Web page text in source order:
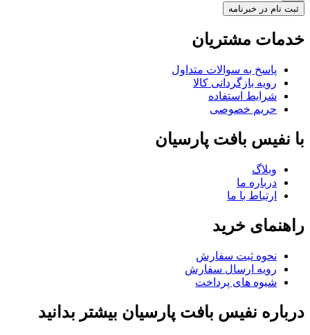
ثبت نام در خبرنامه
خدمات مشتریان
پاسخ به سوالات متداول
رویه بازگردانی کالا
شرایط استفاده
حریم خصوصی
با نفیس بافت پارسیان
وبلاگ
درباره ما
ارتباط با ما
راهنمای خرید
نحوه ثبت سفارش
رویه ارسال سفارش
شیوه های پرداخت
درباره نفیس بافت پارسیان بیشتر بدانید